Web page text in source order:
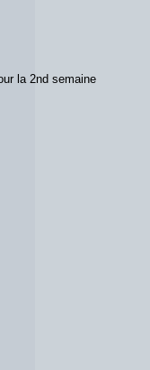
la 2nd semaine